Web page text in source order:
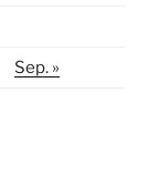
Sep. »